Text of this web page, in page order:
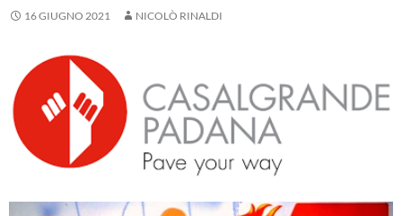
16 GIUGNO 2021 NICOLÒ RINALDI